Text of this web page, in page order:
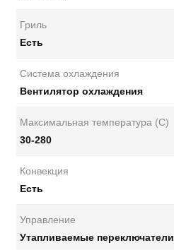
Гриль
Есть
Система охлаждения
Вентилятор охлаждения
Максимальная температура (С)
30-280
Конвекция
Есть
Управление
Утапливаемые переключатели